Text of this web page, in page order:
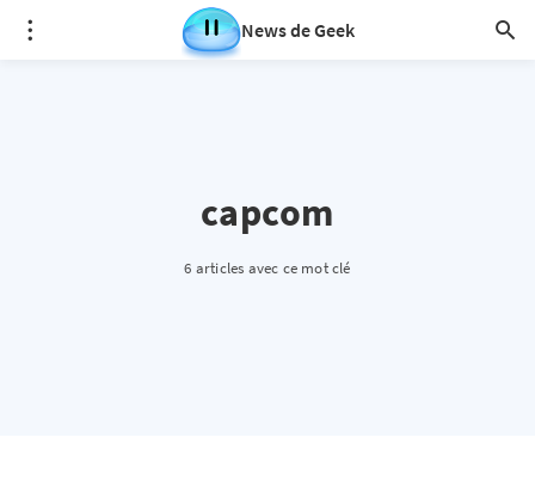
News de Geek
capcom
6 articles avec ce mot clé